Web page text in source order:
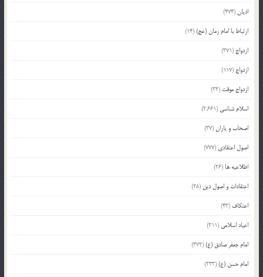
ادیان(474)
ارتباط با امام زمان (عج)(14)
ازدواج (371)
ازدواج (117)
ازدواج موقت (32)
اسلام شناسی (2,661)
اصحاب و یاران(37)
اصول اعتقادی (777)
اطلاعیه ها (26)
اعتقادات و اصول دین (28)
اعتکاف (43)
اعیاد اسلامی (211)
امام جعفر صادق (ع)(372)
امام حسن (ع)(233)